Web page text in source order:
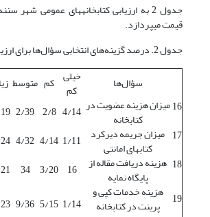
جدول 2 به ارزیابی کتابخانه‏های عمومی
قیمت می‏پردازد.
جدول 2. درصد گزینه‌های انتخابی سؤال‌ها برای ارزیابی مؤلفه قیمت
سؤال‌ها
خیلی
کم کم متوسط
16میزان هزینه عضویت در
کتابخانه 4/14
2/8
2/39
17 میزان جریمه دیرکرد
کتاب‏های امانتی 1/11
4/14
4/32
18 هزینه دریافت مقاله از
پایگاه نمایه 16
3/20
34
19 هزینه خدمات کپی و
پرینت در کتابخانه 1/14
5/15
9/36